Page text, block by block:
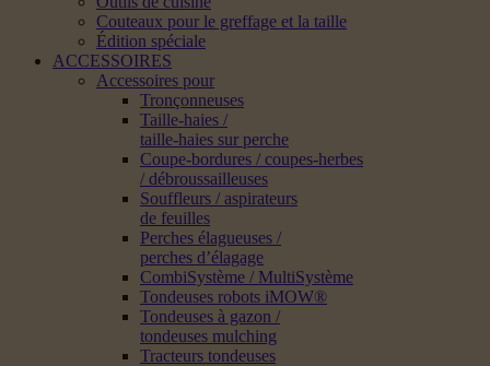
Couteaux pour le greffage et la taille
Édition spéciale
ACCESSOIRES
Accessoires pour
Tronçonneuses
Taille-haies /
taille-haies sur perche
Coupe-bordures / coupes-herbes
/ débroussailleuses
Souffleurs / aspirateurs
de feuilles
Perches élagueuses /
perches d’élagage
CombiSystème / MultiSystème
Tondeuses robots iMOW®
Tondeuses à gazon /
tondeuses mulching
Tracteurs tondeuses